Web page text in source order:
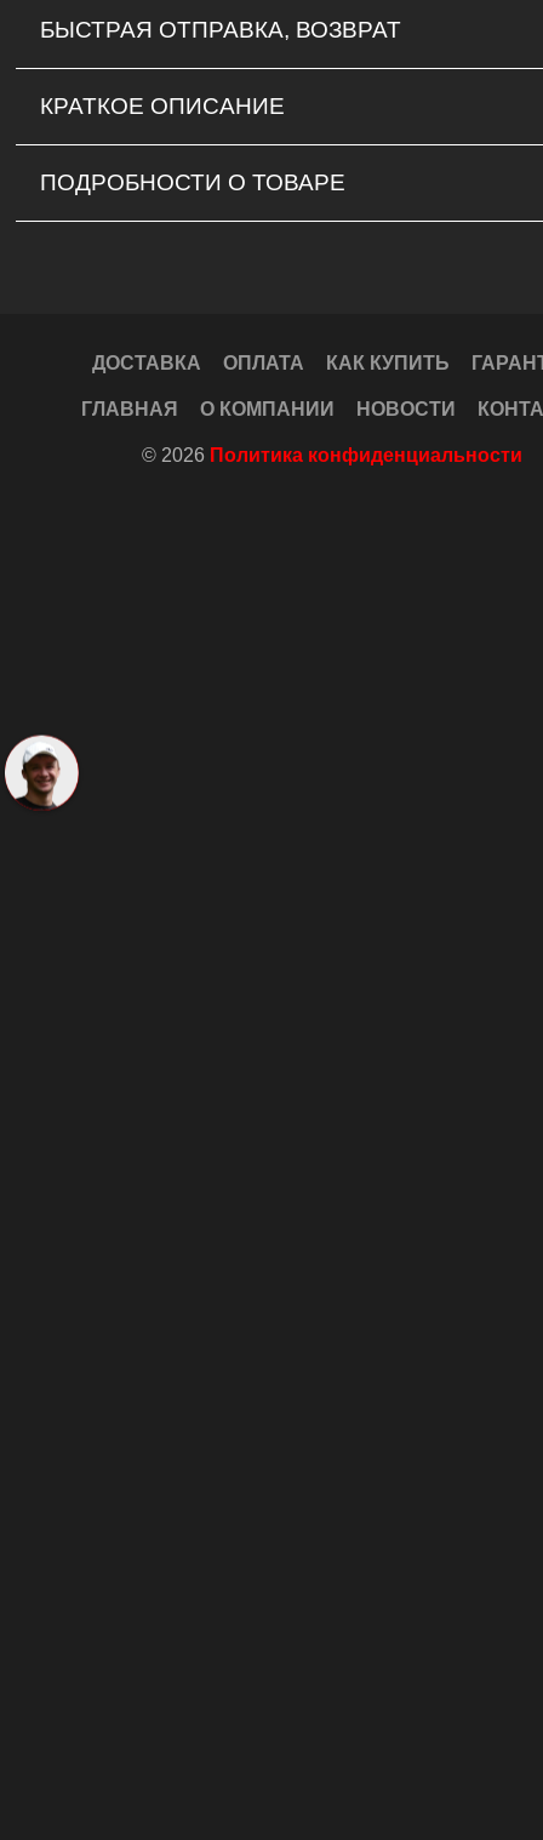
БЫСТРАЯ ОТПРАВКА, ВОЗВРАТ
КРАТКОЕ ОПИСАНИЕ
ПОДРОБНОСТИ О ТОВАРЕ
ДОСТАВКА ОПЛАТА КАК КУПИТЬ
ГЛАВНАЯ О КОМПАНИИ НОВОСТИ
© 2026 Политика конфиденциальности